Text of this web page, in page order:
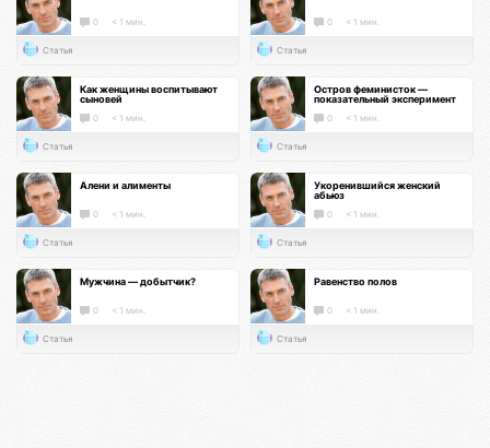
0 < 1 мин.
Статья
0 < 1 мин.
Статья
Как женщины воспитывают
сыновей
0 < 1 мин.
Статья
Остров феминисток —
показательный эксперимент
0 < 1 мин.
Статья
Алени и алименты
0 < 1 мин.
Статья
Укоренившийся женский
абьюз
0 < 1 мин.
Статья
Мужчина — добытчик?
0 < 1 мин.
Статья
Равенство полов
0 < 1 мин.
Статья